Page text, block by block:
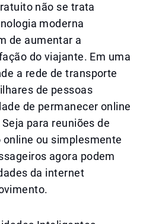
não se trata
moderna
de aumentar a
do viajante. Em uma
a rede de transporte
de pessoas
de permanecer online
para reuniões de
ou simplesmente
agora podem
da internet